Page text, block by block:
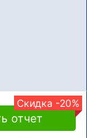
Скидка -20%
отчет